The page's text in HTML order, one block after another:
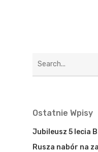
Ostatnie Wpisy
Jubileusz 5 lecia
Rusza nabór na